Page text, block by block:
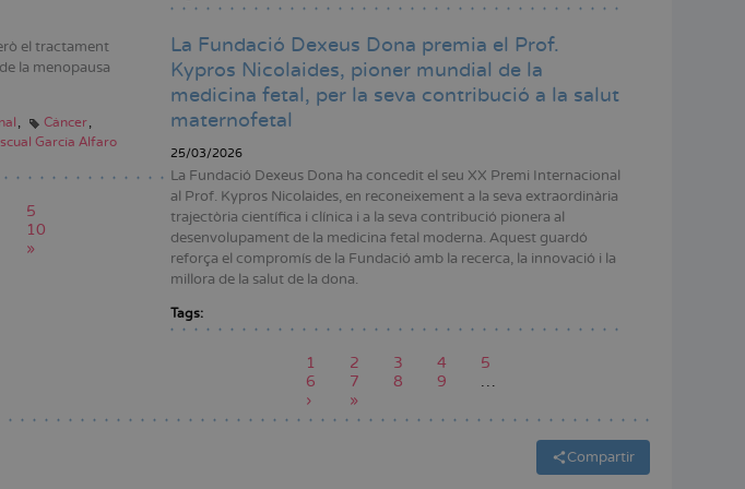
el tractament
la menopausa
Cáncer
García Alfaro
Pàgina
5
Pàgina
10
Última
»
La Fundació Dexeus Dona premia el Prof.
Kypros Nicolaides, pioner mundial de la
medicina fetal, per la seva contribució a la salut
maternofetal
25/03/2026
La Fundació Dexeus Dona ha concedit el seu XX Premi Internacional
al Prof. Kypros Nicolaides, en reconeixement a la seva extraordinària
trajectòria científica i clínica i a la seva contribució pionera al
desenvolupament de la medicina fetal moderna. Aquest guardó
reforça el compromís de la Fundació amb la recerca, la innovació i la
millora de la salut de la dona.
Tags:
Pàgina
actual
1 Pàgina
2 Pàgina
3 Pàgina
4 Pàgina
5
Pàgina
6 Pàgina
7 Pàgina
8 Pàgina
9
…
Pàgina
següent
›
Última
pàgina
»
Compartir